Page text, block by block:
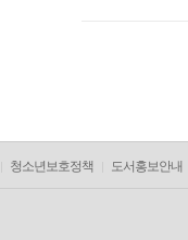
청소년보호정책 도서홍보안내